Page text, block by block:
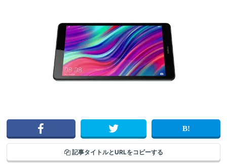
記事タイトルとURLをコピーする